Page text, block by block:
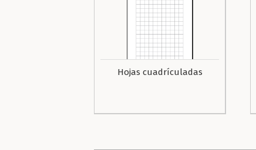
Hojas cuadrículadas